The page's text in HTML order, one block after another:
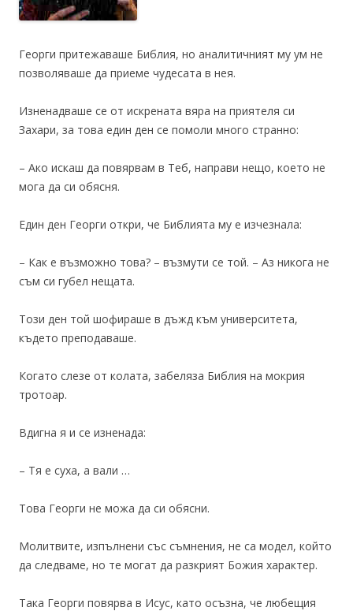
Георги притежаваше Библия, но аналитичният му ум не
позволяваше да приеме чудесата в нея.
Изненадваше се от искрената вяра на приятеля си
Захари, за това един ден се помоли много странно:
– Ако искаш да повярвам в Теб, направи нещо, което не
мога да си обясня.
Един ден Георги откри, че Библията му е изчезнала:
– Как е възможно това? – възмути се той. – Аз никога не
съм си губел нещата.
Този ден той шофираше в дъжд към университета,
където преподаваше.
Когато слезе от колата, забеляза Библия на мокрия
тротоар.
Вдигна я и се изненада:
– Тя е суха, а вали …
Това Георги не можа да си обясни.
Молитвите, изпълнени със съмнения, не са модел, който
да следваме, но те могат да разкрият Божия характер.
Така Георги повярва в Исус, като осъзна, че любещия